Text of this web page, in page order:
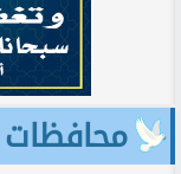
محافظات